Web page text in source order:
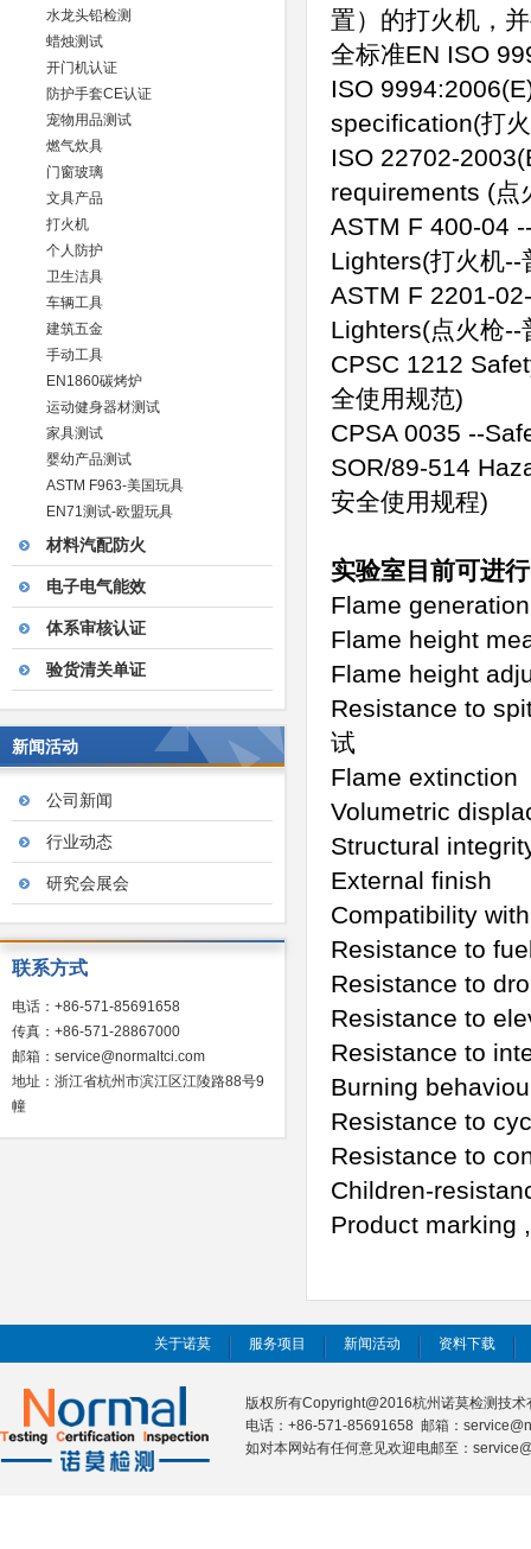
水龙头铅检测
蜡烛测试
开门机认证
防护手套CE认证
宠物用品测试
燃气炊具
门窗玻璃
文具产品
打火机
个人防护
卫生洁具
车辆工具
建筑五金
手动工具
EN1860碳烤炉
运动健身器材测试
家具测试
婴幼产品测试
ASTM F963-美国玩具
EN71测试-欧盟玩具
材料汽配防火
电子电气能效
体系审核认证
验货清关单证
新闻活动
公司新闻
行业动态
研究会展会
联系方式
电话：+86-571-85691658
传真：+86-571-28867000
邮箱：service@normaltci.com
地址：浙江省杭州市滨江区江陵路88号9
幢
置）的打火机，
全标准EN ISO
ISO
specification(打
ISO 22702-
requirements (点
ASTM F 400-04
Lighters(打火机--
ASTM F 2201-
Lighters(点火枪--
CPSC 1212
全使用规范)
CPSA 0035 --
SOR/89-514
安全使用规程)
实验室目前可进
Flame
Flame height
Flame height
Resistance to
试
Flame
Volumetric
Structural
External
Compatibility
Resistance to
Resistance to
Resistance to
Resistance to
Burning
Resistance to
Resistance to
Children-
Product marking
关于诺莫 服务项目 新闻活动 资料下载
版权所有Copyright@2016杭州诺莫检测技
电话：+86-571-85691658 邮箱：
如对本网站有任何意见欢迎电邮至：